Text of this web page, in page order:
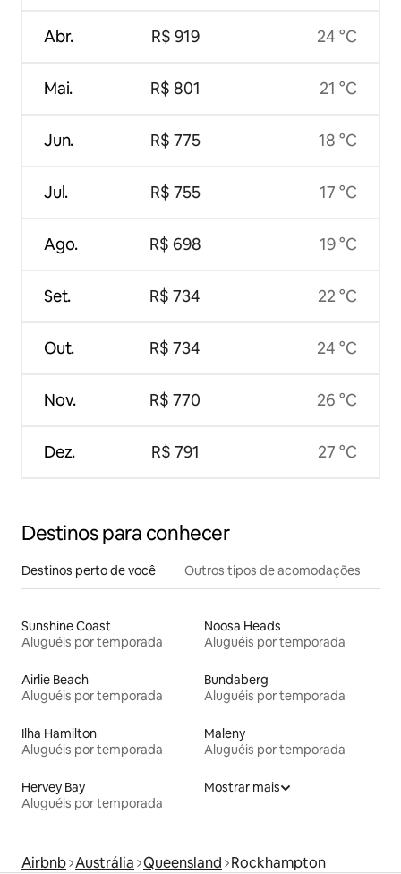
Abr.
Mai.
Jun.
Jul.
Ago.
Set.
Out.
Nov.
Dez.
R$ 919
R$ 801
R$ 775
R$ 755
R$ 698
R$ 734
R$ 734
R$ 770
R$ 791
24 °C
21 °C
18 °C
17 °C
19 °C
22 °C
24 °C
26 °C
27 °C
Destinos para conhecer
Destinos perto de você Outros tipos de acomodações
Sunshine Coast
Aluguéis por temporada
Noosa Heads
Aluguéis por temporada
Airlie Beach
Aluguéis por temporada
Bundaberg
Aluguéis por temporada
Ilha Hamilton
Aluguéis por temporada
Maleny
Aluguéis por temporada
Hervey Bay
Aluguéis por temporada
Mostrar mais
Airbnb Austrália Queensland Rockhampton